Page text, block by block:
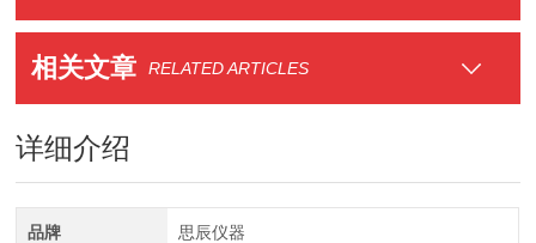
相关文章 RELATED ARTICLES
详细介绍
品牌 思辰仪器